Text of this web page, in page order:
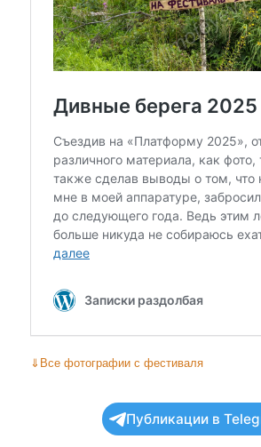
⇓ Все фотографии с фестиваля
Публикации в